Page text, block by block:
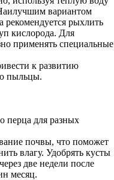
вариантом
рекомендуется рыхлить
кислорода. Для
применять специальные
к развитию
пыльцы.
перца для разных
почвы, что поможет
влагу. Удобрять кусты
две недели после
месяц.